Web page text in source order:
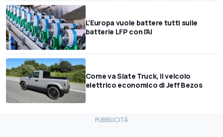
L'Europa vuole battere tutti sulle
batterie LFP con l'AI
Come va Slate Truck, il veicolo
elettrico economico di Jeff Bezos